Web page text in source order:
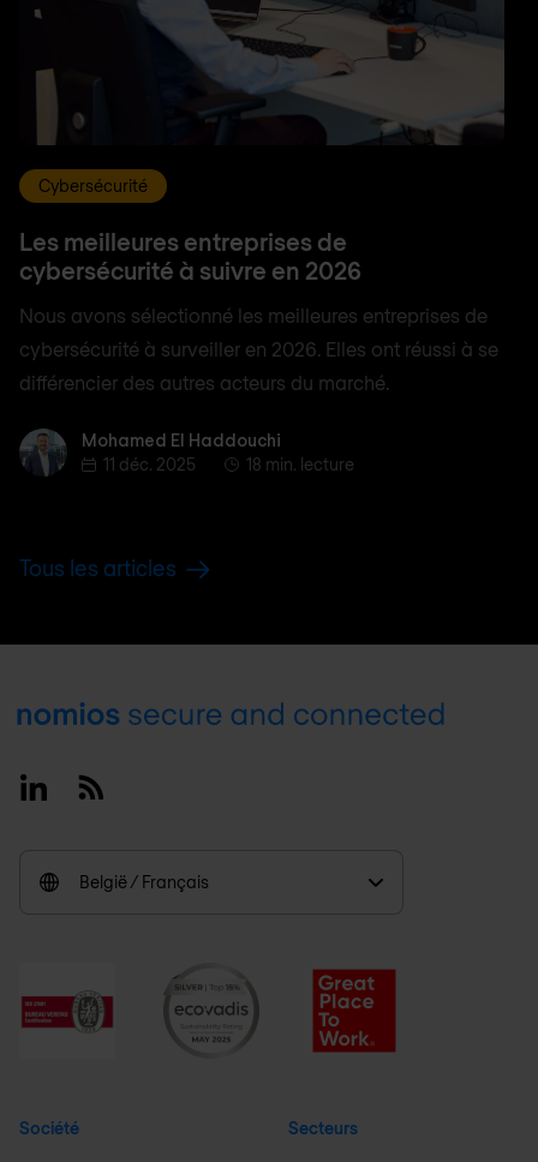
Cybersécurité
Les meilleures entreprises de
cybersécurité à suivre en 2026
Nous avons sélectionné les meilleures entreprises de
cybersécurité à surveiller en 2026. Elles ont réussi à se
différencier des autres acteurs du marché.
Mohamed El Haddouchi
Mohamed El Haddouchi
11 déc. 2025
18 min. lecture
Tous les articles
Footer
LinkedinRSS
België / Français
Société Secteurs